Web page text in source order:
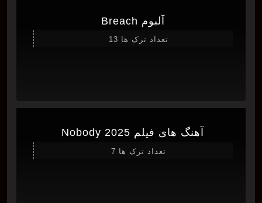
آلبوم Breach
تعداد ترک ها 13
آهنگ های فیلم Nobody 2025
تعداد ترک ها 7